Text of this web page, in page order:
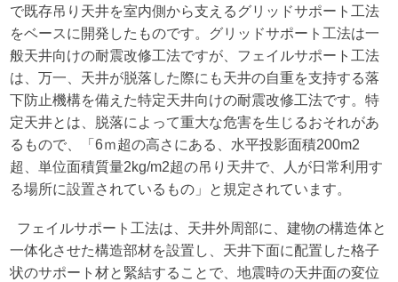
で既存吊り天井を室内側から支えるグリッドサポート工法
をベースに開発したものです。グリッドサポート工法は一
般天井向けの耐震改修工法ですが、フェイルサポート工法
は、万一、天井が脱落した際にも天井の自重を支持する落
下防止機構を備えた特定天井向けの耐震改修工法です。特
定天井とは、脱落によって重大な危害を生じるおそれがあ
るもので、「6ｍ超の高さにある、水平投影面積200m2
超、単位面積質量2kg/m2超の吊り天井で、人が日常利用す
る場所に設置されているもの」と規定されています。
フェイルサポート工法は、天井外周部に、建物の構造体と
一体化させた構造部材を設置し、天井下面に配置した格子
状のサポート材と緊結することで、地震時の天井面の変位